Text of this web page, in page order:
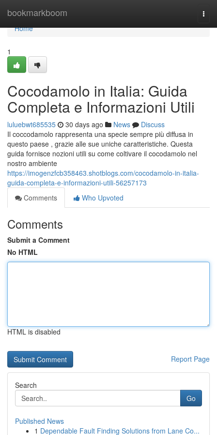
bookmarkboom
Home
Home
1
Cocodamolo in Italia: Guida
Completa e Informazioni Utili
luluebwt685535 30 days ago News
Discuss
Il coccodamolo rappresenta una specie sempre più diffusa in
questo paese , grazie alle sue uniche caratteristiche. Questa
guida fornisce nozioni utili su come coltivare il cocodamolo nel
nostro ambiente
https://imogenzfcb358463.shotblogs.com/cocodamolo-in-italia-
guida-completa-e-informazioni-utili-56257173
Comments
Who Upvoted
Comments
Submit a Comment
No HTML
HTML is disabled
Report Page
Search
Go
Published News
1 Dependable Fault Finding Solutions from Lane Co...